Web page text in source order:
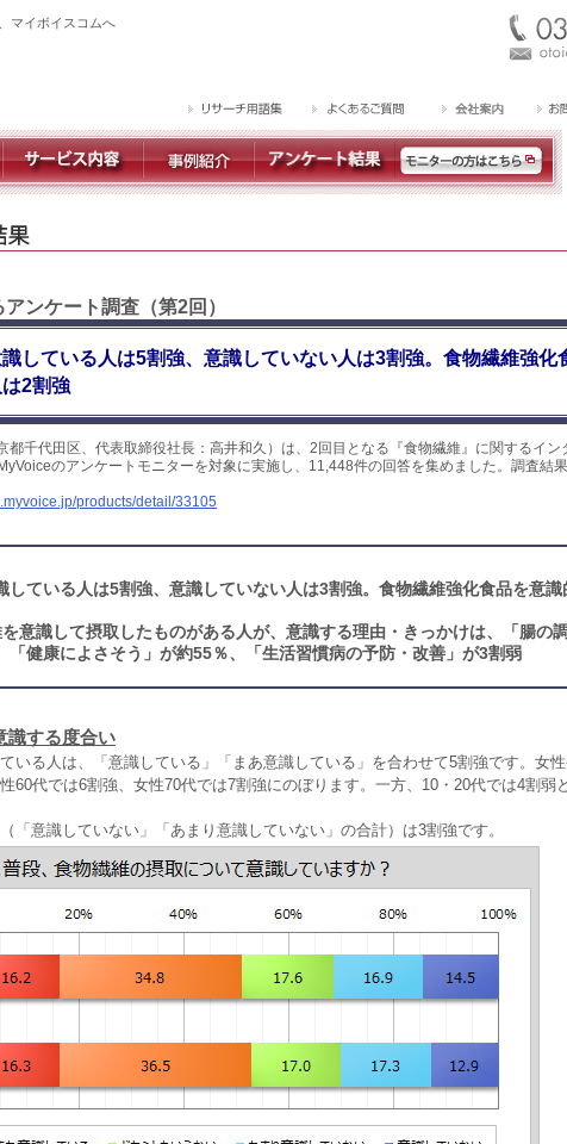
マイボイスコムへ
ンケート調査（第2回）
している人は5割強、意識していない人は3割強。食物繊維強化
2割強
都千代田区、代表取締役社長：高井和久）は、2回目となる『食物繊維』に関するイン
のアンケートモニターを対象に実施し、11,448件の回答を集めました。調査結
products/detail/33105
している人は5割強、意識していない人は3割強。食物繊維強化食品を意識
意識して摂取したものがある人が、意識する理由・きっかけは、「腸の
「健康によさそう」が約55％、「生活習慣病の予防・改善」が3割弱
識する度合い
いる人は、「意識している」「まあ意識している」を合わせて5割強です。女
60代では6割強、女性70代では7割強にのぼります。一方、10・20代では4割弱
「意識していない」「あまり意識していない」の合計）は3割強です。